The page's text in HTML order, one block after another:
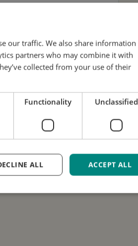
aggiornamenti su Stil.
scopi di ricerca e
Tratteremo i tuoi dati
our traffic. We also share information
partners who may combine it with
collected from your use of their
Functionality Unclassified
ACCEPT ALL
ALL